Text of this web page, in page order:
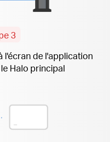
3
l'écran de l'application
Halo principal